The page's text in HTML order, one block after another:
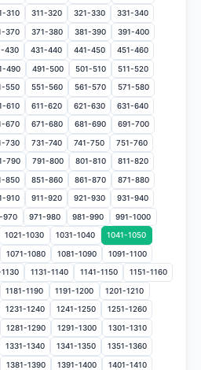
310 311-320 321-330 331-340
370 371-380 381-390 391-400
430 431-440 441-450 451-460
490 491-500 501-510 511-520
550 551-560 561-570 571-580
610 611-620 621-630 631-640
670 671-680 681-690 691-700
730 731-740 741-750 751-760
790 791-800 801-810 811-820
850 851-860 861-870 871-880
910 911-920 921-930 931-940
970 971-980 981-990 991-1000
1021-1030 1031-1040 1041-1050
1071-1080 1081-1090 1091-1100
1131-1140 1141-1150 1151-1160
1181-1190 1191-1200 1201-1210
1231-1240 1241-1250 1251-1260
1281-1290 1291-1300 1301-1310
1331-1340 1341-1350 1351-1360
1381-1390 1391-1400 1401-1410